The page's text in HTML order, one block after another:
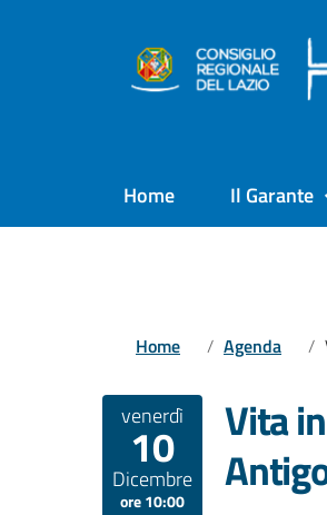
Home Il Garante
Home Agenda
venerdì
10
Dicembre
ore 10:00
Vita